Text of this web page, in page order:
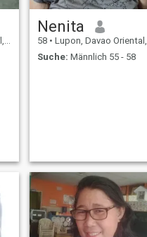
Nenita
58 • Lupon, Davao Oriental, Philippinen
Suche: Männlich 55 - 58